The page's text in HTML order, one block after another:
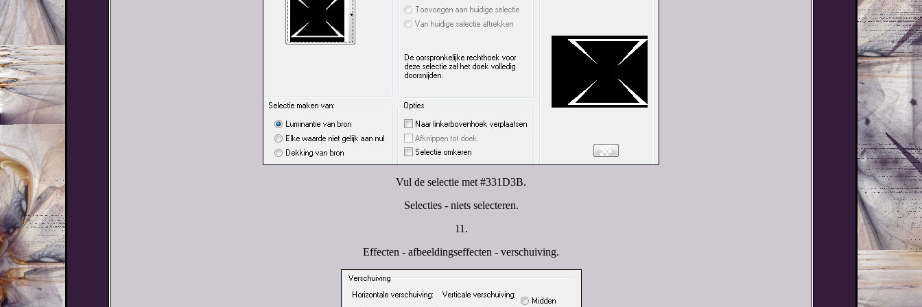
Vul de selectie met #331D3B.
Selecties - niets selecteren.
11.
Effecten - afbeeldingseffecten - verschuiving.